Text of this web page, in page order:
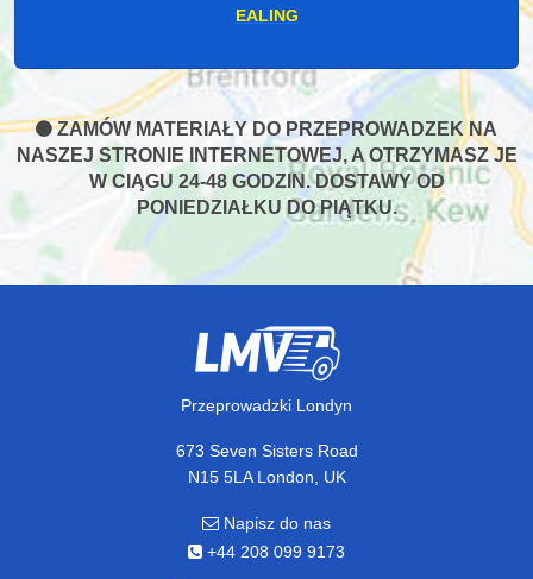
EALING
ZAMÓW MATERIAŁY DO PRZEPROWADZEK NA
NASZEJ STRONIE INTERNETOWEJ, A OTRZYMASZ JE
W CIĄGU 24-48 GODZIN. DOSTAWY OD
PONIEDZIAŁKU DO PIĄTKU.
Przeprowadzki Londyn
673 Seven Sisters Road
N15 5LA London, UK
Napisz do nas
+44 208 099 9173